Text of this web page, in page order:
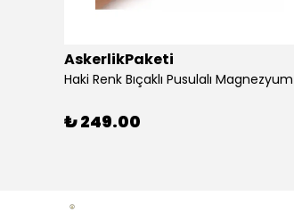
AskerlikPaketi
₺ 249.00